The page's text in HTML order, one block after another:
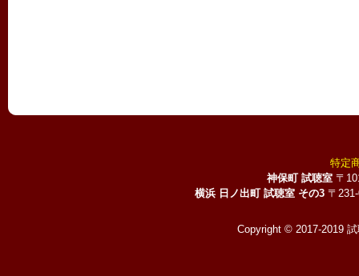
特定
神保町 試聴室 〒
横浜 日ノ出町 試聴室 その3 〒
Copyright © 2017-2019